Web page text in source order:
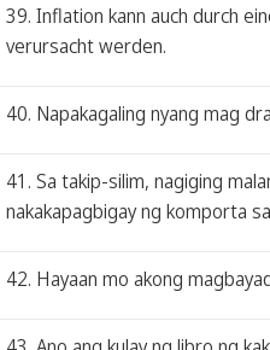
39. Inflation kann auch durch
verursacht werden.
40. Napakagaling nyang mag
41. Sa takip-silim, nagiging
nakakapagbigay ng komporta
42. Hayaan mo akong